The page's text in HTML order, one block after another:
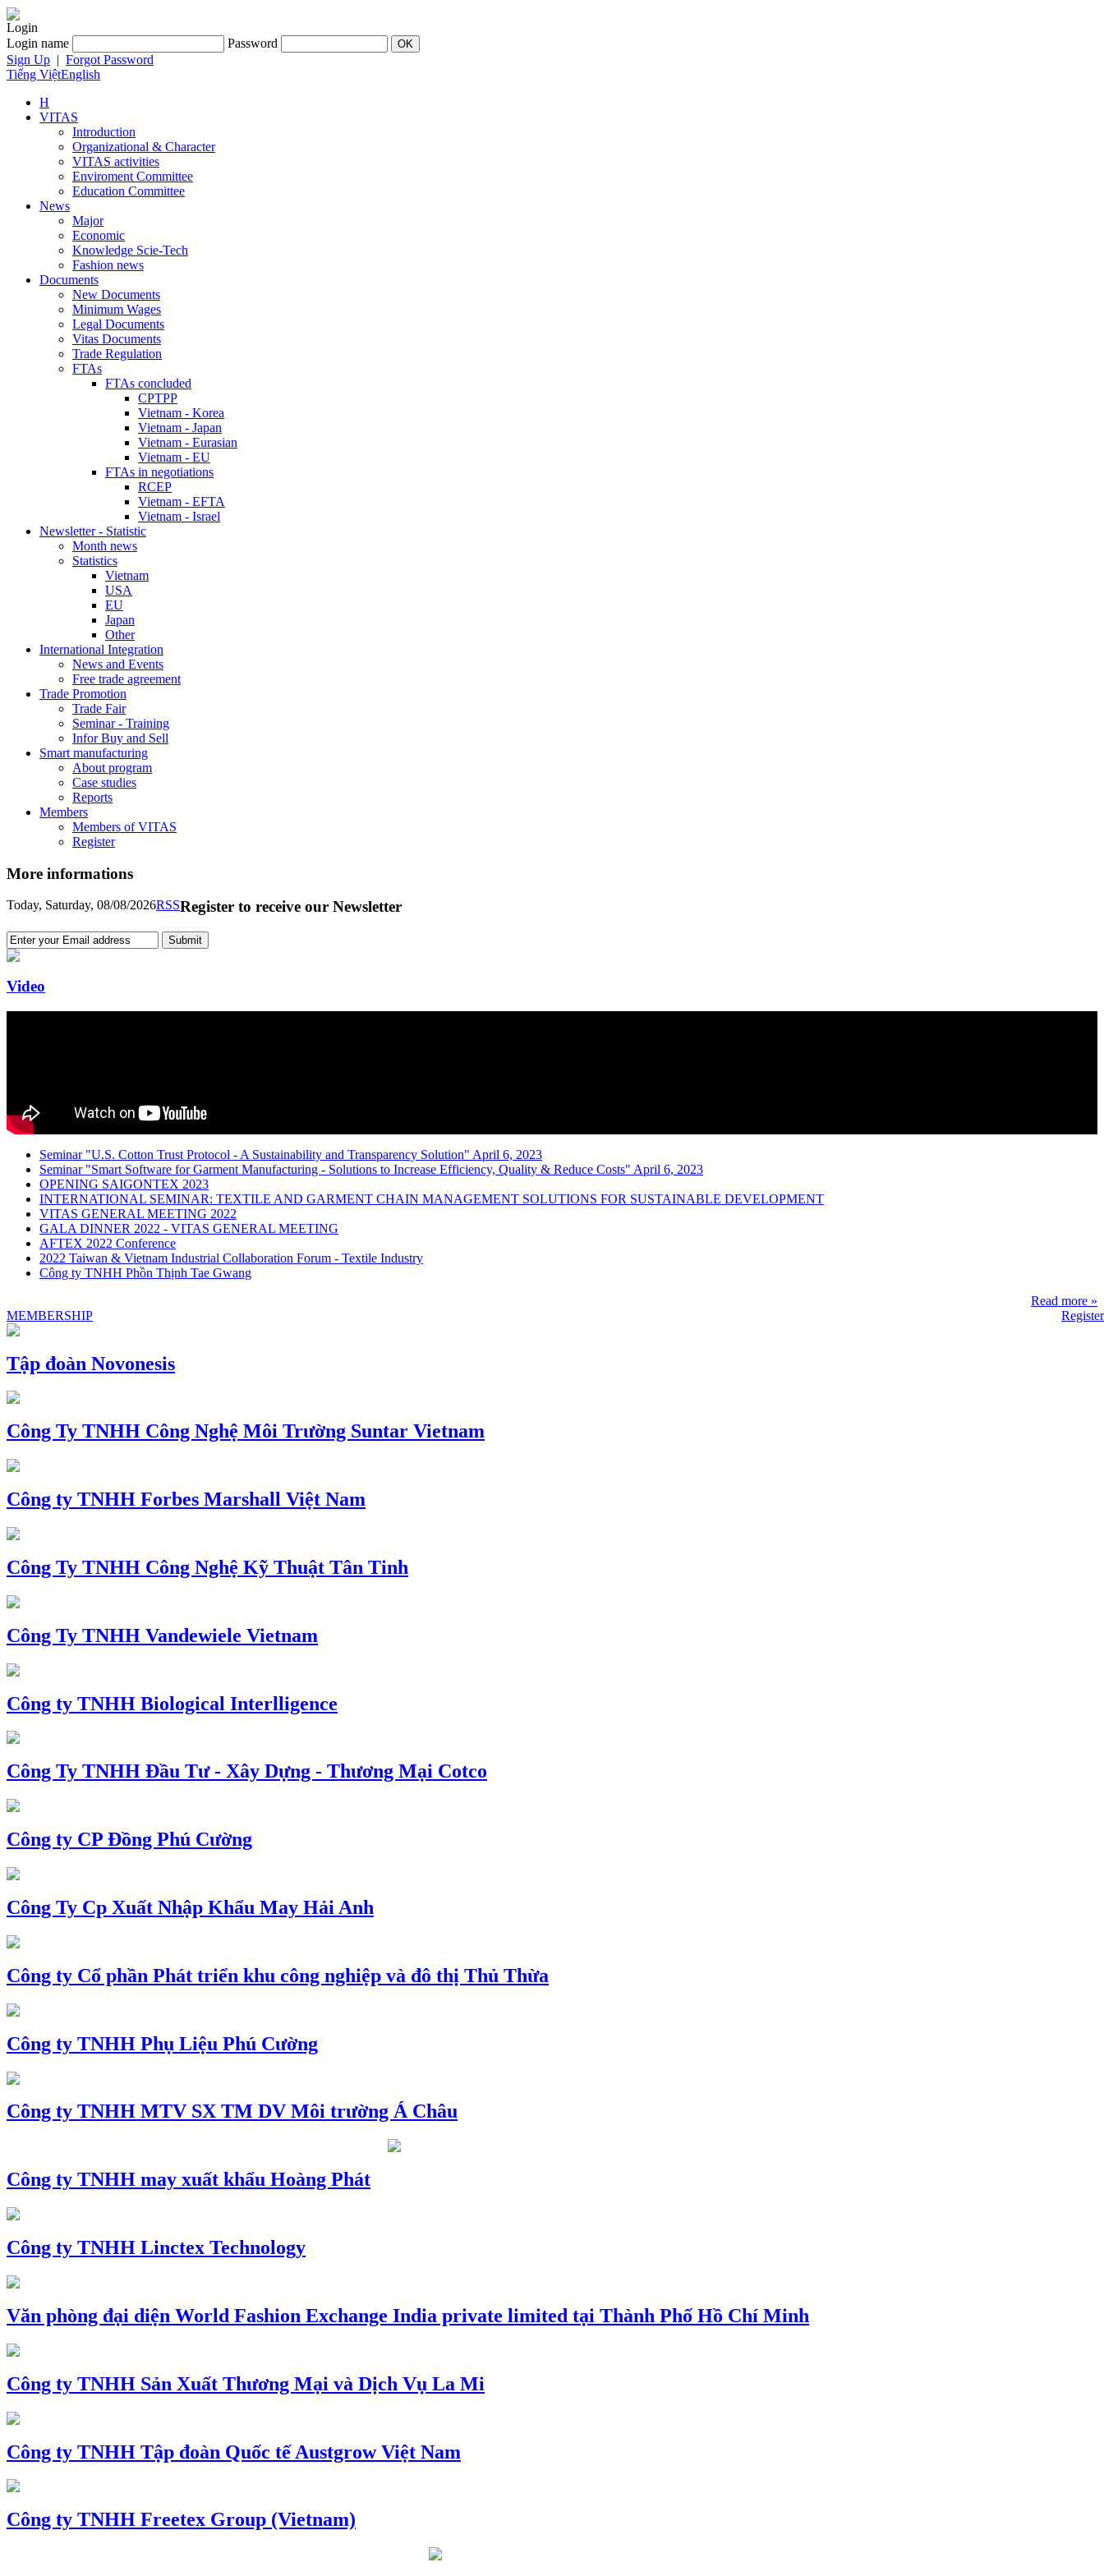
Login
Login name
Password
Sign Up | Forgot Password
Tiếng ViệtEnglish
H
VITAS
Introduction
Organizational & Character
VITAS activities
Enviroment Committee
Education Committee
News
Major
Economic
Knowledge Scie-Tech
Fashion news
Documents
New Documents
Minimum Wages
Legal Documents
Vitas Documents
Trade Regulation
FTAs
FTAs concluded
CPTPP
Vietnam - Korea
Vietnam - Japan
Vietnam - Eurasian
Vietnam - EU
FTAs in negotiations
RCEP
Vietnam - EFTA
Vietnam - Israel
Newsletter - Statistic
Month news
Statistics
Vietnam
USA
EU
Japan
Other
International Integration
News and Events
Free trade agreement
Trade Promotion
Trade Fair
Seminar - Training
Infor Buy and Sell
Smart manufacturing
About program
Case studies
Reports
Members
Members of VITAS
Register
More informations
Today, Saturday, 08/08/2026RSSRegister to receive our Newsletter
Video
Seminar "U.S. Cotton Trust Protocol - A Sustainability and Transparency Solution" April 6, 2023
Seminar "Smart Software for Garment Manufacturing - Solutions to Increase Efficiency, Quality & Reduce Costs" April 6, 2023
OPENING SAIGONTEX 2023
INTERNATIONAL SEMINAR: TEXTILE AND GARMENT CHAIN MANAGEMENT SOLUTIONS FOR SUSTAINABLE DEVELOPMENT
VITAS GENERAL MEETING 2022
GALA DINNER 2022 - VITAS GENERAL MEETING
AFTEX 2022 Conference
2022 Taiwan & Vietnam Industrial Collaboration Forum - Textile Industry
Công ty TNHH Phồn Thịnh Tae Gwang
Read more »
MEMBERSHIP
Register
Tập đoàn Novonesis
Công Ty TNHH Công Nghệ Môi Trường Suntar Vietnam
Công ty TNHH Forbes Marshall Việt Nam
Công Ty TNHH Công Nghệ Kỹ Thuật Tân Tinh
Công Ty TNHH Vandewiele Vietnam
Công ty TNHH Biological Interlligence
Công Ty TNHH Đầu Tư - Xây Dựng - Thương Mại Cotco
Công ty CP Đồng Phú Cường
Công Ty Cp Xuất Nhập Khẩu May Hải Anh
Công ty Cổ phần Phát triển khu công nghiệp và đô thị Thủ Thừa
Công ty TNHH Phụ Liệu Phú Cường
Công ty TNHH MTV SX TM DV Môi trường Á Châu
Công ty TNHH may xuất khẩu Hoàng Phát
Công ty TNHH Linctex Technology
Văn phòng đại diện World Fashion Exchange India private limited tại Thành Phố Hồ Chí Minh
Công ty TNHH Sản Xuất Thương Mại và Dịch Vụ La Mi
Công ty TNHH Tập đoàn Quốc tế Austgrow Việt Nam
Công ty TNHH Freetex Group (Vietnam)